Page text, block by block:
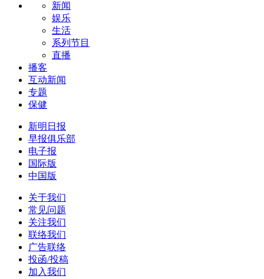
新闻
娱乐
生活
系列节目
直播
播客
互动新闻
专题
保健
新明日报
早报俱乐部
电子报
国际版
中国版
关于我们
常见问题
关注我们
联络我们
广告联络
投函/投稿
加入我们